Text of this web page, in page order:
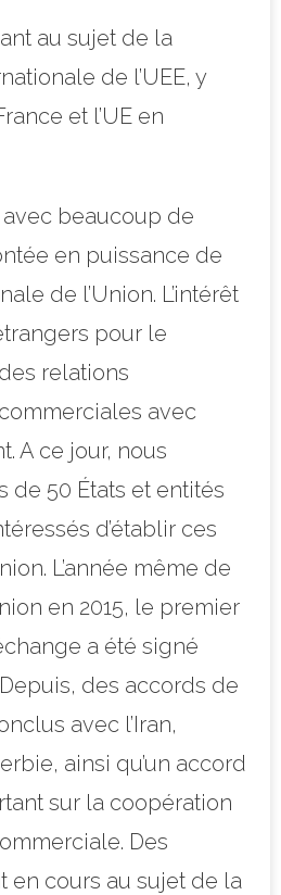
au sujet de la
de l’UEE, y
et l’UE en
beaucoup de
en puissance de
de l’Union. L’intérêt
pour le
relations
avec
A ce jour, nous
de 50 États et entités
d’établir ces
L’année même de
en 2015, le premier
a été signé
des accords de
avec l’Iran,
ainsi qu’un accord
sur la coopération
Des
en cours au sujet de la